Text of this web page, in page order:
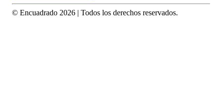
© Encuadrado 2026 | Todos los derechos reservados.